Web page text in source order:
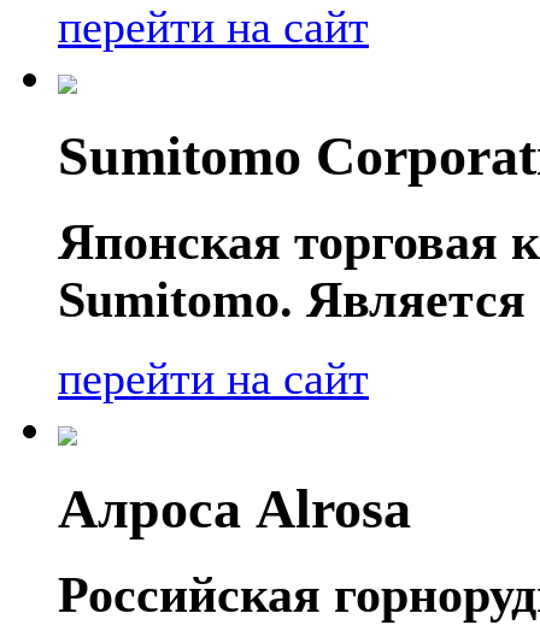
перейти на сайт
Sumitomo
Японская торговая
Sumitomo.
перейти на сайт
Алроса Alrosa
Российская